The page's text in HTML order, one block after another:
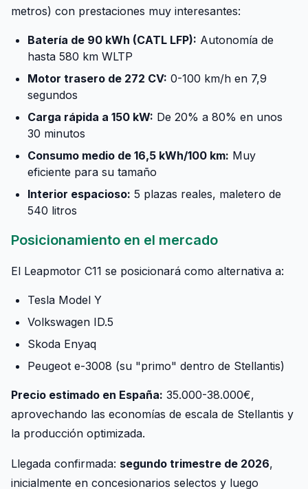
metros) con prestaciones muy interesantes:
Batería de 90 kWh (CATL LFP): Autonomía de
hasta 580 km WLTP
Motor trasero de 272 CV: 0-100 km/h en 7,9
segundos
Carga rápida a 150 kW: De 20% a 80% en unos
30 minutos
Consumo medio de 16,5 kWh/100 km: Muy
eficiente para su tamaño
Interior espacioso: 5 plazas reales, maletero de
540 litros
Posicionamiento en el mercado
El Leapmotor C11 se posicionará como alternativa a:
Tesla Model Y
Volkswagen ID.5
Skoda Enyaq
Peugeot e-3008 (su "primo" dentro de Stellantis)
Precio estimado en España: 35.000-38.000€,
aprovechando las economías de escala de Stellantis y
la producción optimizada.
Llegada confirmada: segundo trimestre de 2026,
inicialmente en concesionarios selectos y luego